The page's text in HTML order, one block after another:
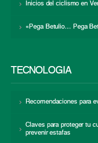
Inicios del ciclismo en
«Pega Betulio… Pega
TECNOLOGÍA
Recomendaciones para
Claves para proteger tu
prevenir estafas